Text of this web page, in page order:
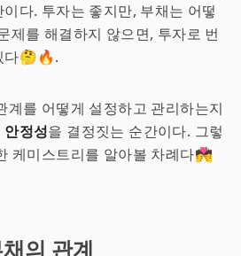
다. 투자는 좋지만, 부채는 어떻
제를 해결하지 않으면, 투자로 번
다🤔🔥.
계를 어떻게 설정하고 관리하는지
안정성을 결정짓는 순간이다. 그렇
케미스트리를 알아볼 차례다💏
의 관계